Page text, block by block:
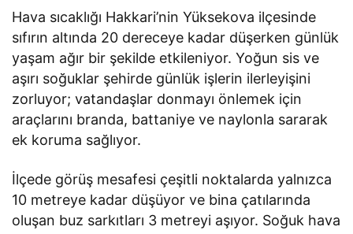
Hava sıcaklığı Hakkari’nin Yüksekova ilçesinde
sıfırın altında 20 dereceye kadar düşerken günlük
yaşam ağır bir şekilde etkileniyor. Yoğun sis ve
aşırı soğuklar şehirde günlük işlerin ilerleyişini
zorluyor; vatandaşlar donmayı önlemek için
araçlarını branda, battaniye ve naylonla sararak
ek koruma sağlıyor.
İlçede görüş mesafesi çeşitli noktalarda yalnızca
10 metreye kadar düşüyor ve bina çatılarında
oluşan buz sarkıtları 3 metreyi aşıyor. Soğuk hava